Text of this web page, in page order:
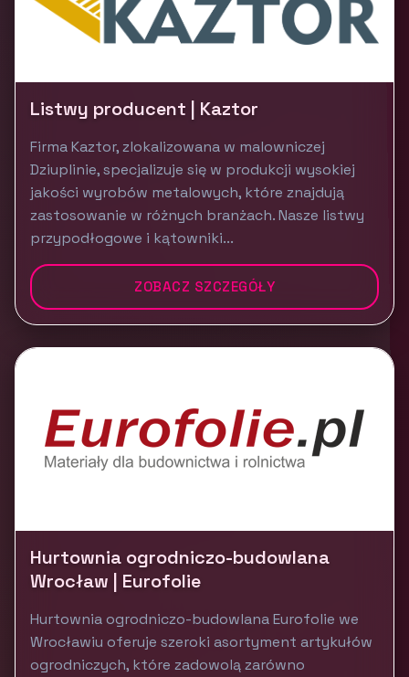
Listwy producent | Kaztor
Firma Kaztor, zlokalizowana w malowniczej
Dziuplinie, specjalizuje się w produkcji wysokiej
jakości wyrobów metalowych, które znajdują
zastosowanie w różnych branżach. Nasze listwy
przypodłogowe i kątowniki...
ZOBACZ SZCZEGÓŁY
Hurtownia ogrodniczo-budowlana
Wrocław | Eurofolie
Hurtownia ogrodniczo-budowlana Eurofolie we
Wrocławiu oferuje szeroki asortyment artykułów
ogrodniczych, które zadowolą zarówno